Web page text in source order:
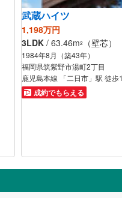
武蔵ハイツ
1,198万円
3LDK / 63.46m2 （壁芯）
1984年8月（築43年）
福岡県筑紫野市湯町2丁目
鹿児島本線 「二日市」駅 徒歩
成約でもらえる